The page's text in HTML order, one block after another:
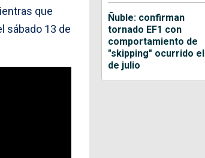
que
sábado 13 de
Ñuble: confirman
tornado EF1 con
comportamiento de
"skipping" ocurrido
de julio